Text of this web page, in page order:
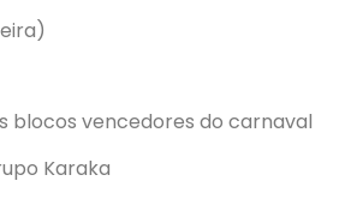
vencedores do carnaval
Karaka